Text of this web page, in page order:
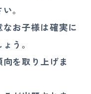
。
お子様は確実に
う。
を取り上げま